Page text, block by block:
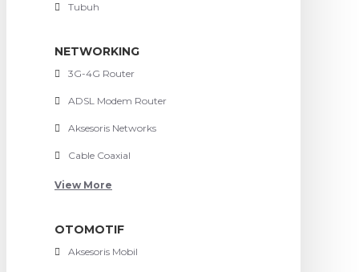
Tubuh
NETWORKING
3G-4G Router
ADSL Modem Router
Aksesoris Networks
Cable Coaxial
View More
OTOMOTIF
Aksesoris Mobil